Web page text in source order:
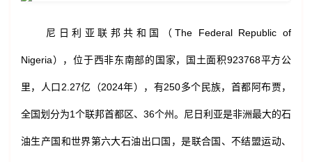
尼日利亚联邦共和国（The Federal Republic of
Nigeria），位于西非东南部的国家，国土面积923768平方公
里，人口2.27亿（2024年），有250多个民族，首都阿布贾，
全国划分为1个联邦首都区、36个州。尼日利亚是非洲最大的石
油生产国和世界第六大石油出口国，是联合国、不结盟运动、